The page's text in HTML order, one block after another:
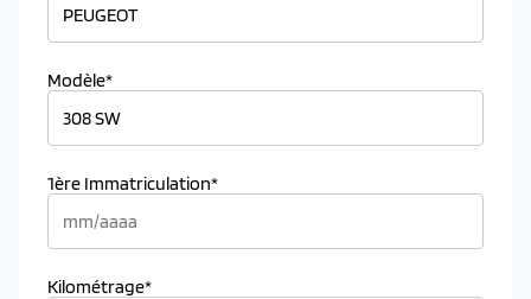
Modèle*
1ère Immatriculation*
Kilométrage*